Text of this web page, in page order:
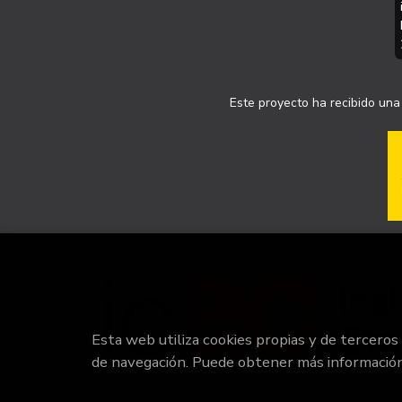
Este proyecto ha recibido
Esta web utiliza cookies propias y de
de navegación. Puede obtener más